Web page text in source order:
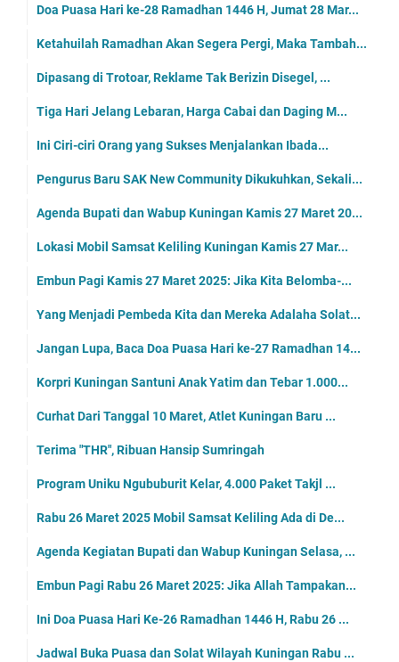
Doa Puasa Hari ke-28 Ramadhan 1446 H, Jumat 28 Mar...
Ketahuilah Ramadhan Akan Segera Pergi, Maka Tambah...
Dipasang di Trotoar, Reklame Tak Berizin Disegel, ...
Tiga Hari Jelang Lebaran, Harga Cabai dan Daging M...
Ini Ciri-ciri Orang yang Sukses Menjalankan Ibada...
Pengurus Baru SAK New Community Dikukuhkan, Sekali...
Agenda Bupati dan Wabup Kuningan Kamis 27 Maret 20...
Lokasi Mobil Samsat Keliling Kuningan Kamis 27 Mar...
Embun Pagi Kamis 27 Maret 2025: Jika Kita Belomba-...
Yang Menjadi Pembeda Kita dan Mereka Adalaha Solat...
Jangan Lupa, Baca Doa Puasa Hari ke-27 Ramadhan 14...
Korpri Kuningan Santuni Anak Yatim dan Tebar 1.000...
Curhat Dari Tanggal 10 Maret, Atlet Kuningan Baru ...
Terima "THR", Ribuan Hansip Sumringah
Program Uniku Ngububurit Kelar, 4.000 Paket Takjl ...
Rabu 26 Maret 2025 Mobil Samsat Keliling Ada di De...
Agenda Kegiatan Bupati dan Wabup Kuningan Selasa, ...
Embun Pagi Rabu 26 Maret 2025: Jika Allah Tampakan...
Ini Doa Puasa Hari Ke-26 Ramadhan 1446 H, Rabu 26 ...
Jadwal Buka Puasa dan Solat Wilayah Kuningan Rabu ...